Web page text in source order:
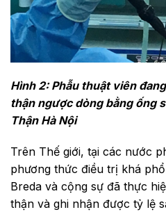
Hình 2: Phẫu thuật viên
thận ngược dòng bằng ống
Thận Hà Nội
Trên Thế giới, tại các nước
phương thức điều trị khá
Breda và cộng sự đã thực
thận và ghi nhận được tỷ lệ